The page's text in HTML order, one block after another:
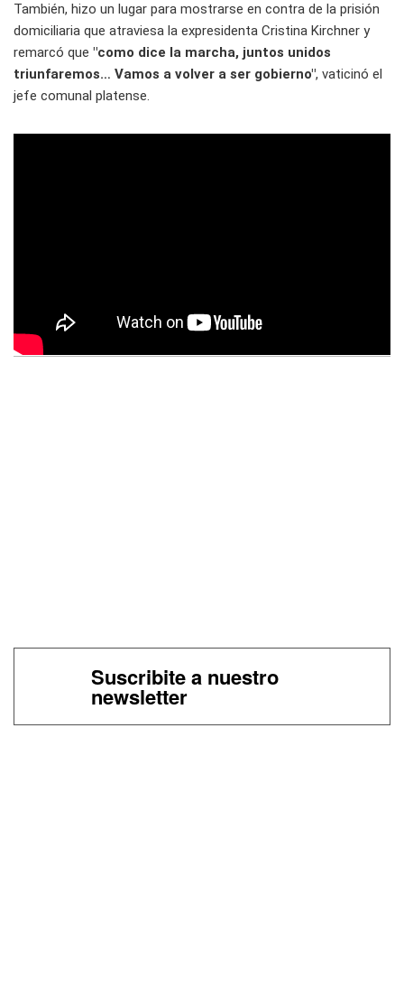
También, hizo un lugar para mostrarse en contra de la prisión
domiciliaria que atraviesa la expresidenta Cristina Kirchner y
remarcó que "como dice la marcha, juntos unidos
triunfaremos… Vamos a volver a ser gobierno", vaticinó el
jefe comunal platense.
Suscribite a nuestro
newsletter